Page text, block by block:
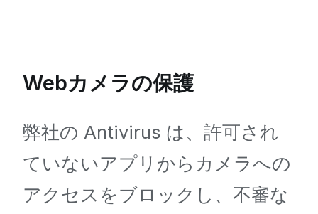
Webカメラの保護
弊社の Antivirus は、許可され
ていないアプリからカメラへの
アクセスをブロックし、不審な